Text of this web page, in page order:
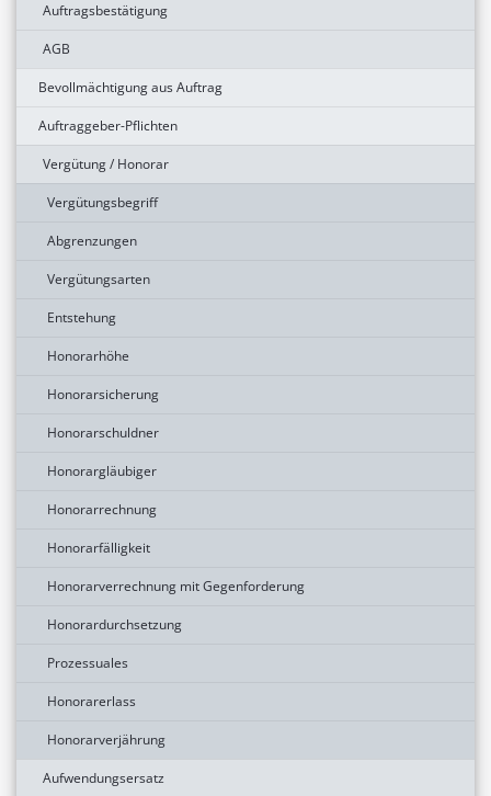
Auftragsbestätigung
AGB
Bevollmächtigung aus Auftrag
Auftraggeber-Pflichten
Vergütung / Honorar
Vergütungsbegriff
Abgrenzungen
Vergütungsarten
Entstehung
Honorarhöhe
Honorarsicherung
Honorarschuldner
Honorargläubiger
Honorarrechnung
Honorarfälligkeit
Honorarverrechnung mit Gegenforderung
Honorardurchsetzung
Prozessuales
Honorarerlass
Honorarverjährung
Aufwendungsersatz